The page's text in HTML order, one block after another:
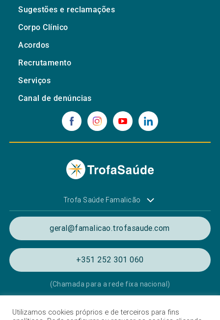
Sugestões e reclamações
Corpo Clínico
Acordos
Recrutamento
Serviços
Canal de denúncias
Trofa Saúde Famalicão
geral@famalicao.trofasaude.com
+351 252 301 060
(Chamada para a rede fixa nacional)
Política de Privacidade e de Cookies
Utilizamos cookies próprios e de terceiros para fins